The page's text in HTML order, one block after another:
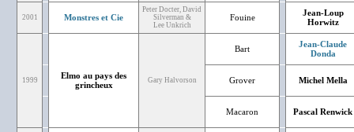
2001 Monstres et Cie
Peter Docter, David
Silverman &
Lee Unkrich
Fouine
Jean-Loup
Horwitz
1999
Elmo au pays des
grincheux
Gary Halvorson
Bart
Jean-Claude
Donda
Grover Michel Mella
Macaron Pascal Renwick